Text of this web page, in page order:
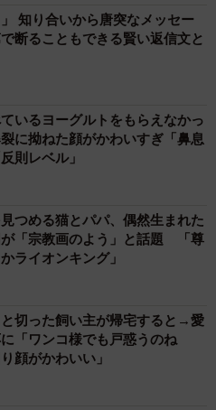
」 知り合いから唐突なメッセー
断ることもできる賢い返信文と
いるヨーグルトをもらえなかっ
に拗ねた顔がかわいすぎ「鼻息
則レベル」
つめる猫とパパ、偶然生まれた
「宗教画のよう」と話題 「尊
ライオンキング」
切った飼い主が帰宅すると→愛
「ワンコ様でも戸惑うのね
顔がかわいい」